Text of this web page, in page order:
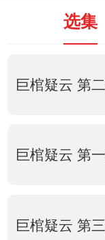
选集
巨棺疑云 第
巨棺疑云 第
巨棺疑云 第